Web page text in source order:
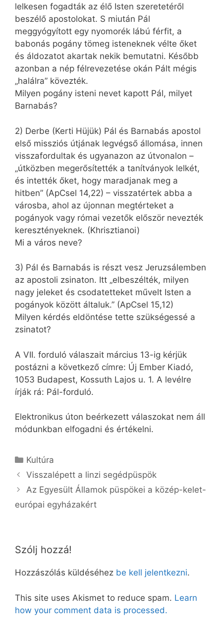
lelkesen fogadták az élő Isten szeretetéről
beszélő apostolokat. S miután Pál
meggyógyított egy nyomorék lábú férfit, a
babonás pogány tömeg isteneknek vélte őket
és áldozatot akartak nekik bemutatni. Később
azonban a nép félrevezetése okán Pált mégis
„halálra” kövezték.
Milyen pogány isteni nevet kapott Pál, milyet
Barnabás?
2) Derbe (Kerti Hüjük) Pál és Barnabás apostol
első missziós útjának legvégső állomása, innen
visszafordultak és ugyanazon az útvonalon –
„útközben megerősítették a tanítványok lelkét,
és intették őket, hogy maradjanak meg a
hitben” (ApCsel 14,22) – visszatértek abba a
városba, ahol az újonnan megtérteket a
pogányok vagy római vezetők először nevezték
keresztényeknek. (Khrisztianoi)
Mi a város neve?
3) Pál és Barnabás is részt vesz Jeruzsálemben
az apostoli zsinaton. Itt „elbeszélték, milyen
nagy jeleket és csodatetteket művelt Isten a
pogányok között általuk.” (ApCsel 15,12)
Milyen kérdés eldöntése tette szükségessé a
zsinatot?
A VII. forduló válaszait március 13-ig kérjük
postázni a következő címre: Új Ember Kiadó,
1053 Budapest, Kossuth Lajos u. 1. A levélre
írják rá: Pál-forduló.
Elektronikus úton beérkezett válaszokat nem áll
módunkban elfogadni és értékelni.
Kategória
Kultúra
Visszalépett a linzi segédpüspök
Az Egyesült Államok püspökei a közép-kelet-
európai egyházakért
Szólj hozzá!
Hozzászólás küldéséhez be kell jelentkezni.
This site uses Akismet to reduce spam. Learn
how your comment data is processed.